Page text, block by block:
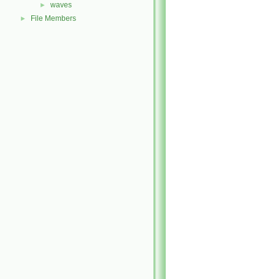
► waves
► File Members